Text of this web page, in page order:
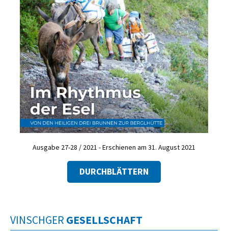
Ausgabe 27-28 / 2021 - Erschienen am 31. August 2021
DURCHBLÄTTERN
VINSCHGER GESELLSCHAFT